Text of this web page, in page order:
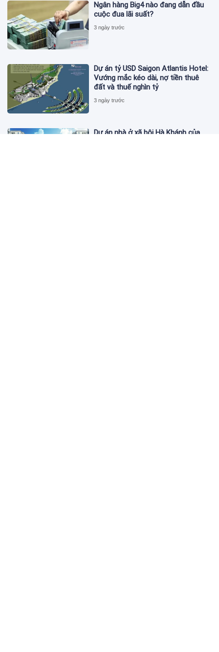
Ngân hàng Big4 nào đang dẫn đầu
cuộc đua lãi suất?
3 ngày trước
Dự án tỷ USD Saigon Atlantis Hotel:
Vướng mắc kéo dài, nợ tiền thuê
đất và thuế nghìn tỷ
3 ngày trước
Dự án nhà ở xã hội Hà Khánh của